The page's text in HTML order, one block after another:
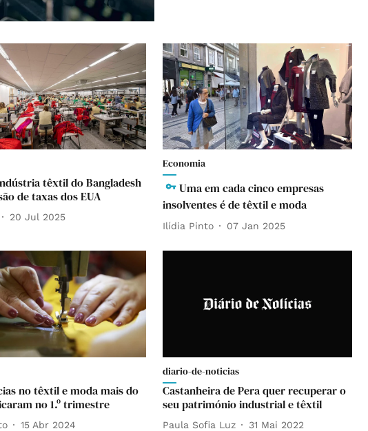
têxtil do Bangladesh
de taxas dos EUA
20 Jul 2025
Economia
Uma em cada cinco empresas
insolventes é de têxtil e moda
Ilídia Pinto 07 Jan 2025
no têxtil e moda mais do
no 1.º trimestre
15 Abr 2024
diario-de-noticias
Castanheira de Pera quer recuperar o
seu património industrial e têxtil
Paula Sofia Luz 31 Mai 2022